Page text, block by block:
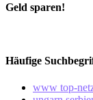
Geld sparen!
Häufige
www top-